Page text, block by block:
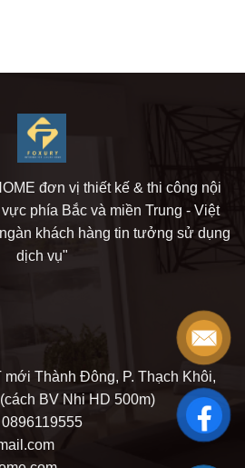
đơn vị thiết kế & thi công nội
phía Bắc và miền Trung - Việt
khách hàng tin tưởng sử dụng
dịch vụ"
mới Thành Đông, P. Thạch Khôi,
BV Nhi HD 500m)